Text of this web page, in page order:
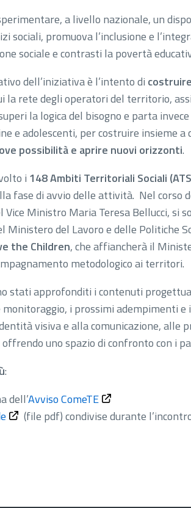
a livello nazionale, un
sociali, promuova l’inclusione e
sociale e contrasti la povertà
dell’iniziativa è l’intento di
la rete degli operatori del territorio,
la logica del bisogno e parta
e adolescenti, per costruire insieme a
possibilità e aprire nuovi orizzonti.
i 148 Ambiti Territoriali Sociali
fase di avvio delle attività. Nel corso
Vice Ministro Maria Teresa Bellucci, si
del Lavoro e delle Politiche
the Children, che affiancherà il
metodologico ai territori.
stati approfonditi i contenuti
i prossimi adempimenti
visiva e alla comunicazione,
uno spazio di confronto con i
:
dell’Avviso ComeTE
(file pdf)condivise durante